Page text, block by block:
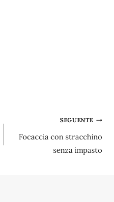
SEGUENTE
Focaccia con stracchino
senza impasto